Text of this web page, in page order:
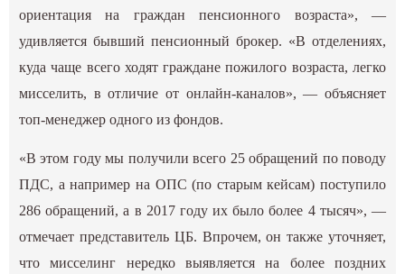
ориентация на граждан пенсионного возраста», —
удивляется бывший пенсионный брокер. «В отделениях,
куда чаще всего ходят граждане пожилого возраста, легко
мисселить, в отличие от онлайн-каналов», — объясняет
топ-менеджер одного из фондов.
«В этом году мы получили всего 25 обращений по поводу
ПДС, а например на ОПС (по старым кейсам) поступило
286 обращений, а в 2017 году их было более 4 тысяч», —
отмечает представитель ЦБ. Впрочем, он также уточняет,
что мисселинг нередко выявляется на более поздних